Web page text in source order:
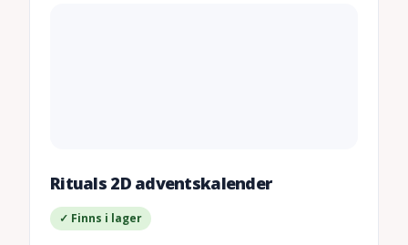
Rituals 2D adventskalender
✓ Finns i lager